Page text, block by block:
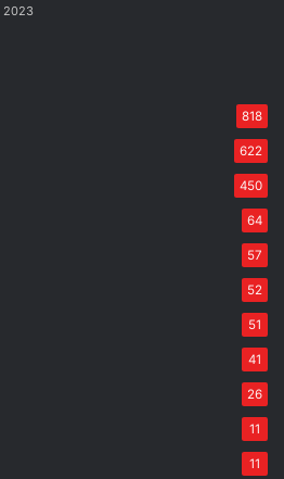
2023
818
622
450
64
57
52
51
41
26
11
11